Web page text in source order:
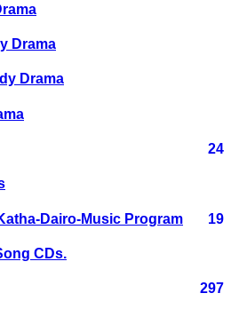
Drama
Drama
24
Dairo-Music Program 19
CDs.
297